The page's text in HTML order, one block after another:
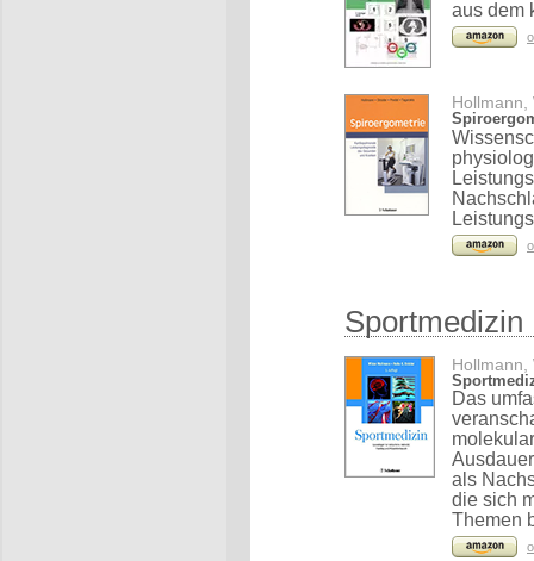
aus dem
Hollmann,
Sportmedizin
Hollmann,
Das
als
die sich
Themen